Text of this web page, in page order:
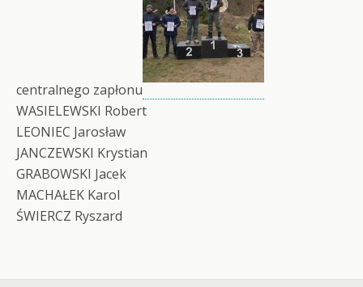
centralnego zapłonu
WASIELEWSKI Robert
LEONIEC Jarosław
JANCZEWSKI Krystian
GRABOWSKI Jacek
MACHAŁEK Karol
ŚWIERCZ Ryszard